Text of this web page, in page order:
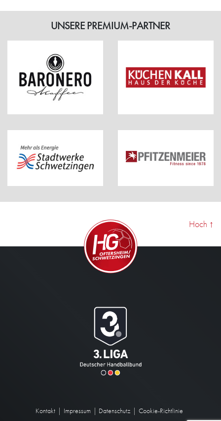
UNSERE PREMIUM-PARTNER
Hoch ↑
Kontakt Impressum Datenschutz Cookie-Richtlinie